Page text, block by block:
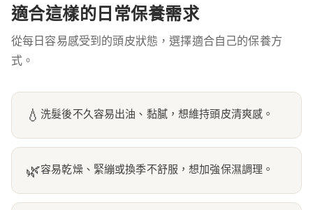
適合這樣的日常保養需求
從每日容易感受到的頭皮狀態，選擇適合自己的保養方
式。
💧洗髮後不久容易出油、黏膩，想維持頭皮清爽感。
🌿容易乾燥、緊繃或換季不舒服，想加強保濕調理。